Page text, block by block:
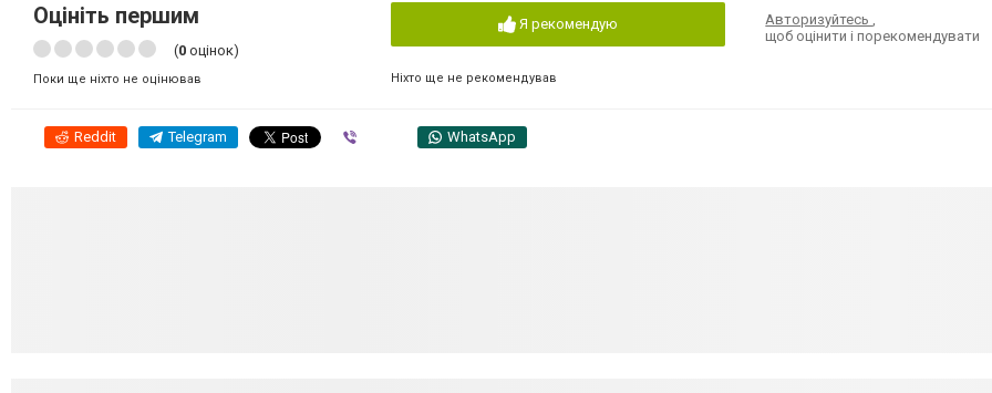
Оцініть першим
(0 оцінок)
Поки ще ніхто не оцінював
Я рекомендую
Ніхто ще не рекомендував
Авторизуйтесь
щоб оцінити і порекомендувати
Reddit Telegram WhatsApp